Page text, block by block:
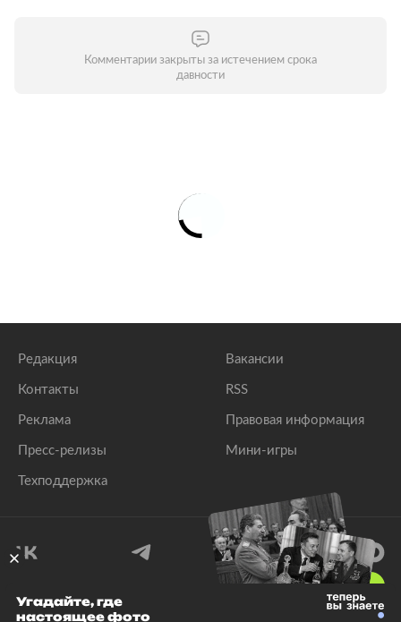
Комментарии закрыты за истечением срока
давности
Редакция
Контакты
Реклама
Пресс-релизы
Техподдержка
Вакансии
RSS
Правовая информация
Мини-игры
© 1999–2026 Все права защищены.
Угадайте, где
настоящее фото